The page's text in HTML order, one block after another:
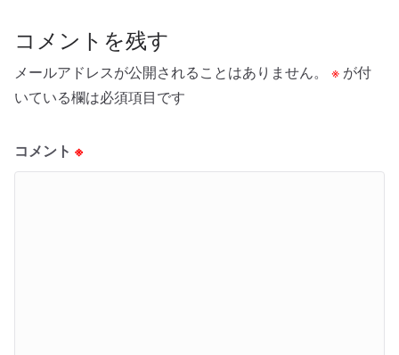
コメントを残す
メールアドレスが公開されることはありません。 ※ が付
いている欄は必須項目です
コメント ※